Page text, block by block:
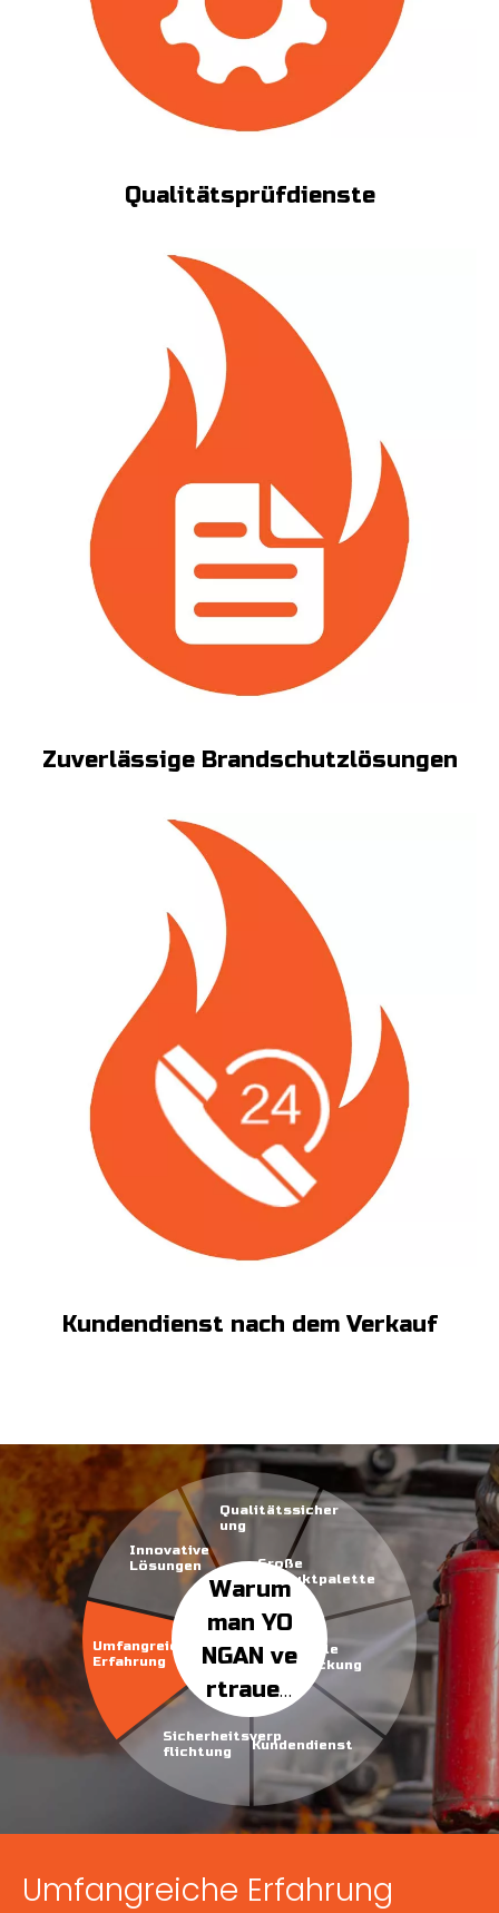
Qualitätsprüfdienste
Zuverlässige Brandschutzlösungen
Kundendienst nach dem Verkauf
Warum
man YO
NGAN ve
rtrauen
kann
Umfangreiche
Erfahrung
Innovative
Lösungen
Qualitätssicher
ung
Große
Produktpalette
Globale
Abdeckung
Kundendienst
Sicherheitsverp
flichtung
Umfangreiche Erfahrung